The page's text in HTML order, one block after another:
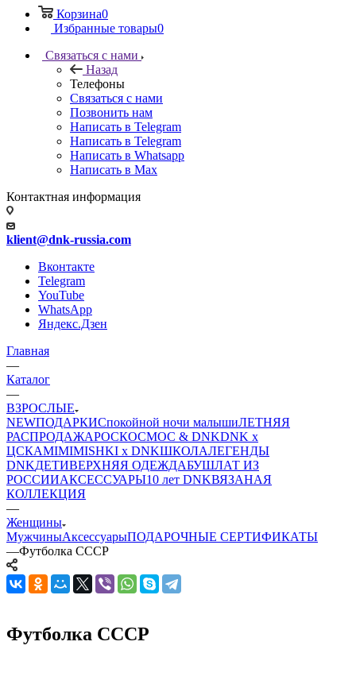
Корзина0
Избранные товары0
Связаться с нами
Назад
Телефоны
Связаться с нами
Позвонить нам
Написать в Telegram
Написать в Telegram
Написать в Whatsapp
Написать в Max
Контактная информация
klient@dnk-russia.com
Вконтакте
Telegram
YouTube
WhatsApp
Яндекс.Дзен
Главная
—
Каталог
—
ВЗРОСЛЫЕ
NEWПОДАРКИСпокойной ночи малышиЛЕТНЯЯ
РАСПРОДАЖАРОСКОСМОС & DNKDNK x
ЦСКАMIMIMISHKI x DNKШКОЛАЛЕГЕНДЫ
DNKДЕТИВЕРХНЯЯ ОДЕЖДАБУШЛАТ ИЗ
РОССИИАКСЕССУАРЫ10 лет DNKВЯЗАНАЯ
КОЛЛЕКЦИЯ
—
Женщины
МужчиныАксессуарыПОДАРОЧНЫЕ СЕРТИФИКАТЫ
—Футболка СССР
Футболка СССР